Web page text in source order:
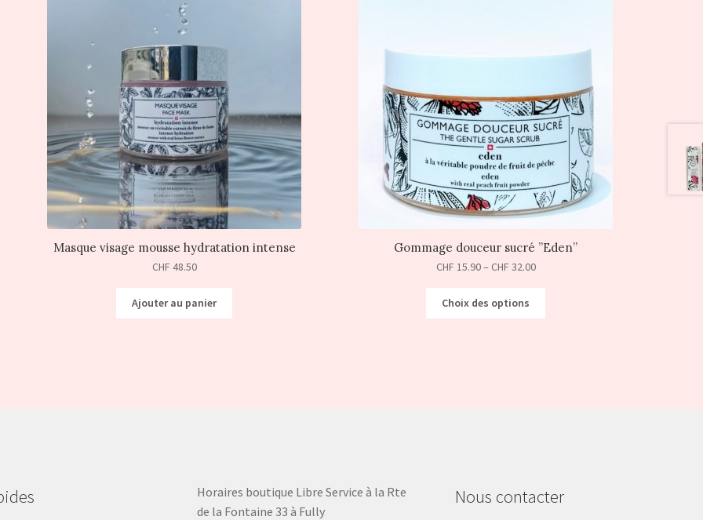
Masque visage mousse hydratation intense
CHF 48.50
Ajouter au panier
Gommage douceur sucré ”Eden”
CHF 15.90– CHF 32.00
Choix des options
Horaires boutique Libre Service à la Rte
de la Fontaine 33 à Fully
Nous contacter